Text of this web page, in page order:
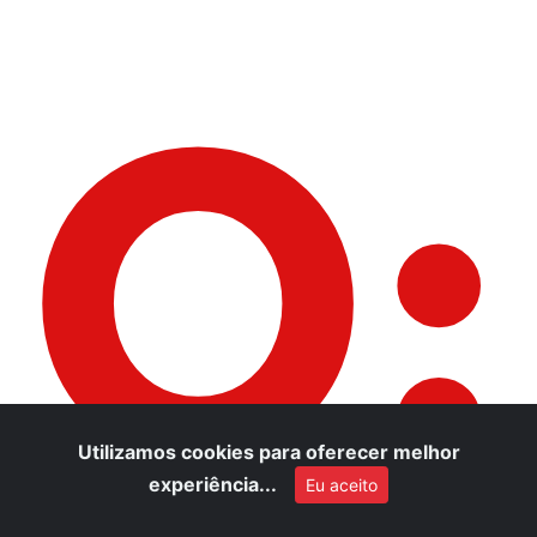
O:
Utilizamos cookies para oferecer melhor
experiência...
Eu aceito